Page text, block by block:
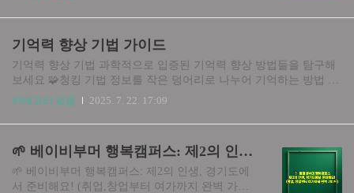
담을 확 줄여줄 파격적인 할인을 시작합니다! 바로
450만 장만 뿌려진다는데, 누가, 어디서, 어떻게 받
을 수 있는지 지금부터 신청 방법부터 사용처, 그리
고 놓치면 안 될 꿀팁까지 모두 알려드릴게요! 1.
영화 6000원 할인, 대체 뭔가요? (사업 개요) 영화 6
000원 할인권은 문화체육관광부와 영화진흥위원
회가 주관하는 '대국민 영화 관람료 지원사업'입니
국민들의 문화생활을 독려..
기억력 향상 기법 가이드
기억력 향상 기법 과학적으로 입증된 기억력 향상 방법들을 탐구해
보세요 🧩청킹 기법 정보를 작은 덩어리로 나누어 기억하는 방법 전
화번호: 010-1234-5678 긴 숫자를 3-4자리씩 나누기 단어를 음절별로
카테고리 없음 2025. 7. 22. 17:09
🌱 베이비부머 행복캠퍼스: 제2의 인생, 경기도에서 준비해요! (취업, 창업부터 여가까지 완벽 가이드)
🌱 베이비부머 행복캠퍼스: 제2의 인생, 경기도에
서 준비해요! (취업,창업부터 여가까지 완벽 가이